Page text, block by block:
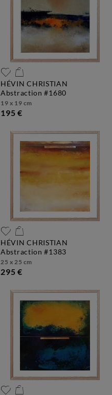
HÉVIN CHRISTIAN
abstraction #1680
19 x 19 cm
195 €
HÉVIN CHRISTIAN
abstraction #1383
25 x 25 cm
295 €